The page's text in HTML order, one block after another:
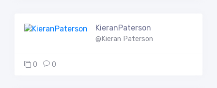
KieranPaterson
@Kieran Paterson
0 0